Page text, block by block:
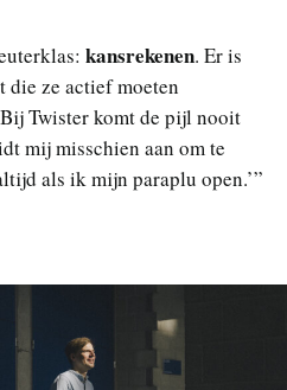
kansrekenen. Er is
ze actief moeten
Twister komt de pijl nooit
mij misschien aan om te
als ik mijn paraplu open.’”